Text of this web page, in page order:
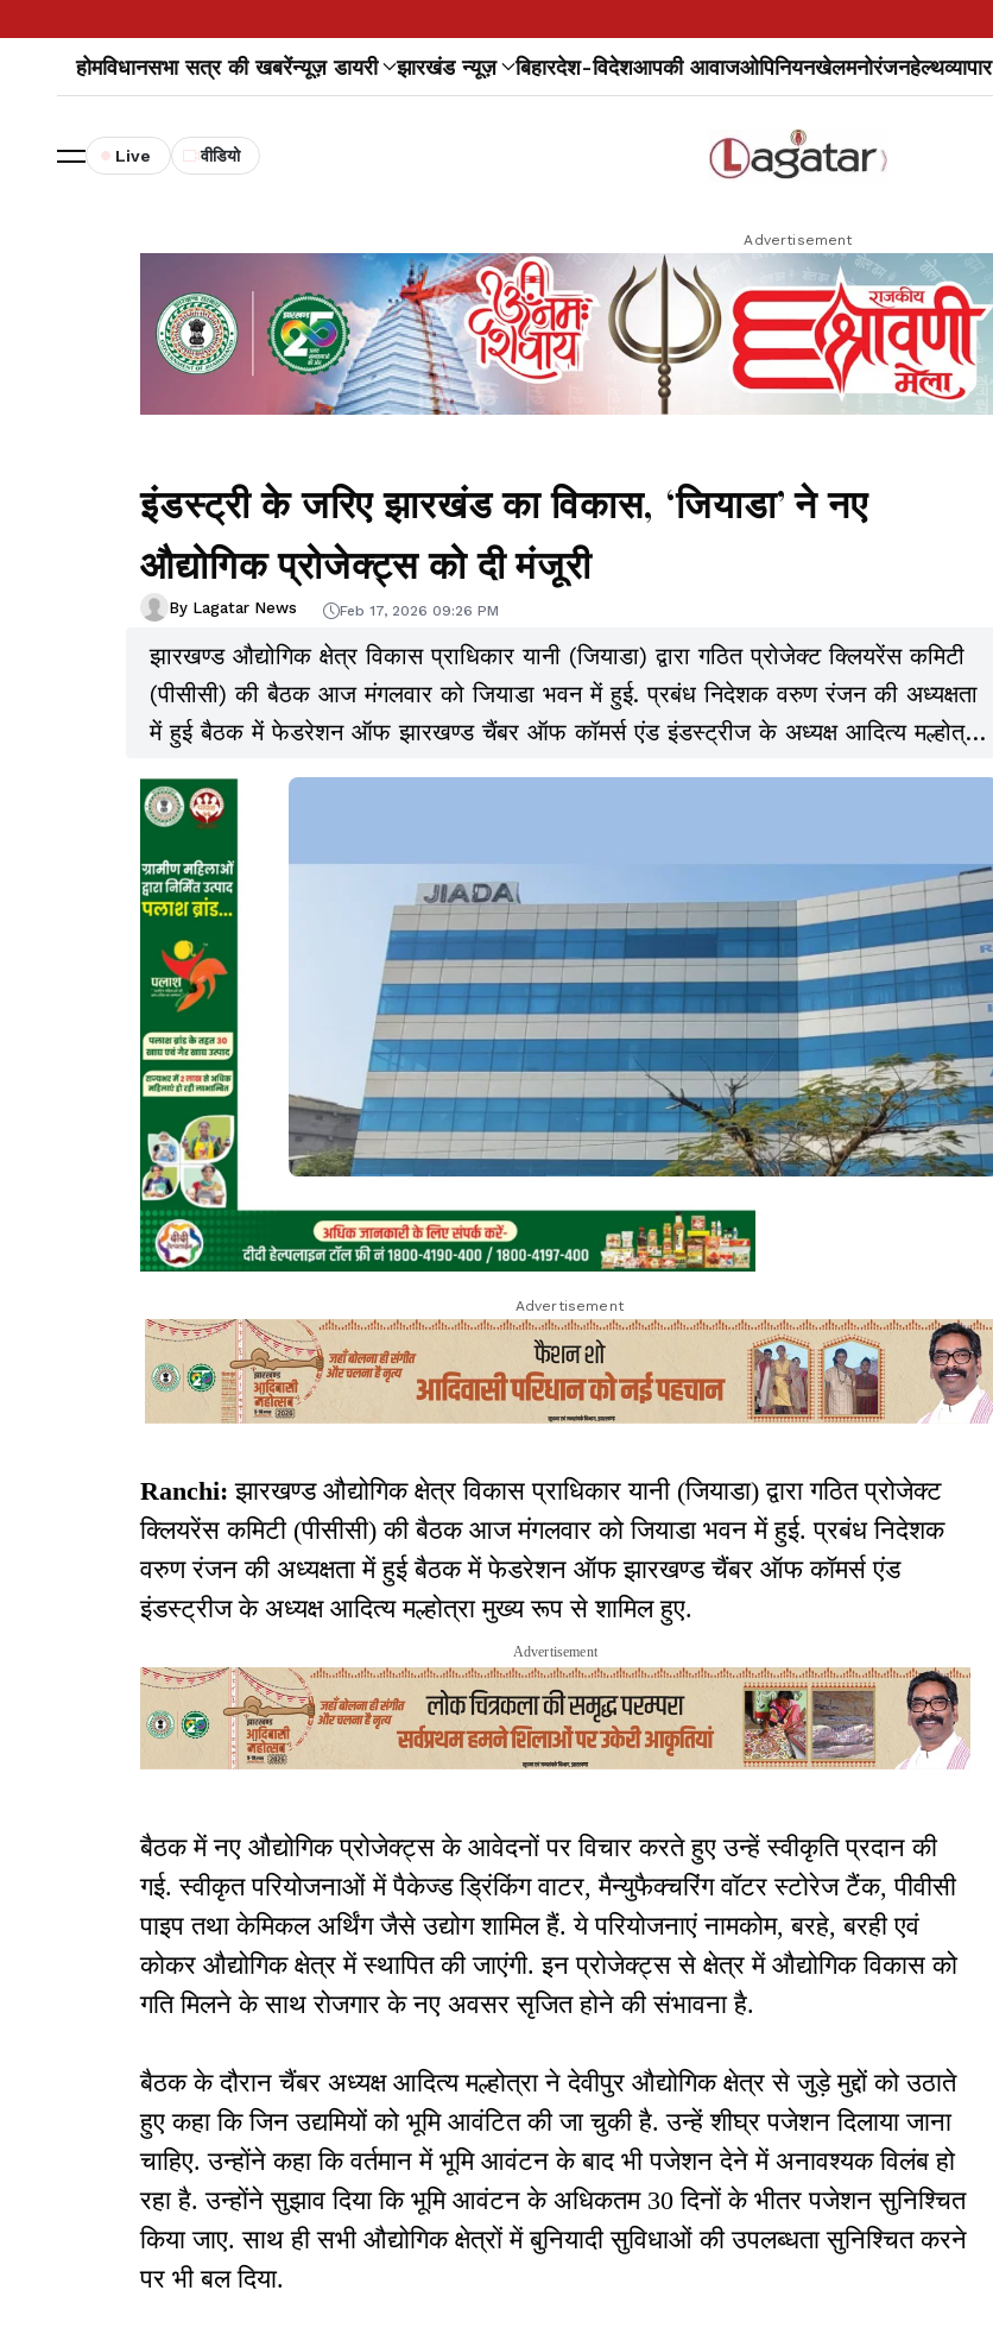
होमविधानसभा सत्र की खबरेंन्यूज़ डायरी झारखंड न्यूज़ बिहारदेश-विदेशआपकी आवाजओपिनियनखेलमनोरंजनहेल्थव्यापार
Live वीडियो
Advertisement
इंडस्ट्री के जरिए झारखंड का विकास, ‘जियाडा’ ने नए
औद्योगिक प्रोजेक्ट्स को दी मंजूरी
By Lagatar News Feb 17, 2026 09:26 PM
झारखण्ड औद्योगिक क्षेत्र विकास प्राधिकार यानी (जियाडा) द्वारा गठित प्रोजेक्ट क्लियरेंस कमिटी
(पीसीसी) की बैठक आज मंगलवार को जियाडा भवन में हुई. प्रबंध निदेशक वरुण रंजन की अध्यक्षता
में हुई बैठक में फेडरेशन ऑफ झारखण्ड चैंबर ऑफ कॉमर्स एंड इंडस्ट्रीज के अध्यक्ष आदित्य मल्होत्रा
मुख्य रूप से शामिल हुए.
Advertisement
Ranchi: झारखण्ड औद्योगिक क्षेत्र विकास प्राधिकार यानी (जियाडा) द्वारा गठित प्रोजेक्ट
क्लियरेंस कमिटी (पीसीसी) की बैठक आज मंगलवार को जियाडा भवन में हुई. प्रबंध निदेशक
वरुण रंजन की अध्यक्षता में हुई बैठक में फेडरेशन ऑफ झारखण्ड चैंबर ऑफ कॉमर्स एंड
इंडस्ट्रीज के अध्यक्ष आदित्य मल्होत्रा मुख्य रूप से शामिल हुए.
Advertisement
बैठक में नए औद्योगिक प्रोजेक्ट्स के आवेदनों पर विचार करते हुए उन्हें स्वीकृति प्रदान की
गई. स्वीकृत परियोजनाओं में पैकेज्ड ड्रिंकिंग वाटर, मैन्युफैक्चरिंग वॉटर स्टोरेज टैंक, पीवीसी
पाइप तथा केमिकल अर्थिंग जैसे उद्योग शामिल हैं. ये परियोजनाएं नामकोम, बरहे, बरही एवं
कोकर औद्योगिक क्षेत्र में स्थापित की जाएंगी. इन प्रोजेक्ट्स से क्षेत्र में औद्योगिक विकास को
गति मिलने के साथ रोजगार के नए अवसर सृजित होने की संभावना है.
बैठक के दौरान चैंबर अध्यक्ष आदित्य मल्होत्रा ने देवीपुर औद्योगिक क्षेत्र से जुड़े मुद्दों को उठाते
हुए कहा कि जिन उद्यमियों को भूमि आवंटित की जा चुकी है. उन्हें शीघ्र पजेशन दिलाया जाना
चाहिए. उन्होंने कहा कि वर्तमान में भूमि आवंटन के बाद भी पजेशन देने में अनावश्यक विलंब हो
रहा है. उन्होंने सुझाव दिया कि भूमि आवंटन के अधिकतम 30 दिनों के भीतर पजेशन सुनिश्चित
किया जाए. साथ ही सभी औद्योगिक क्षेत्रों में बुनियादी सुविधाओं की उपलब्धता सुनिश्चित करने
पर भी बल दिया.